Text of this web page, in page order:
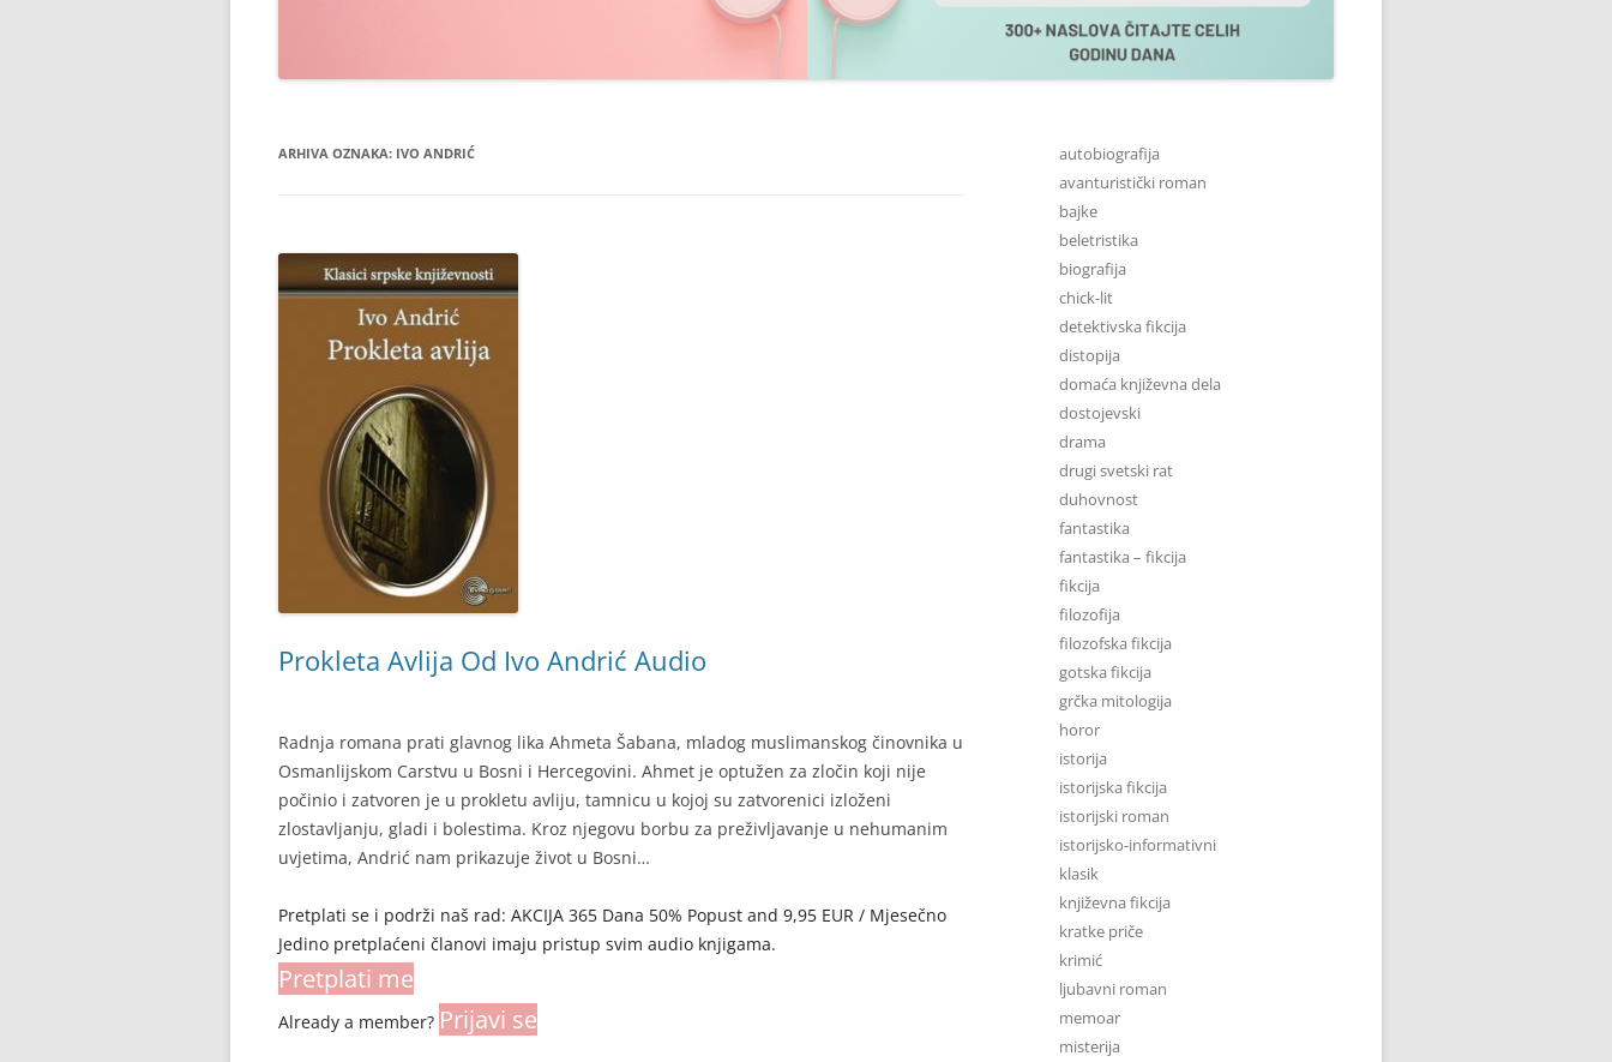
ARHIVA OZNAKA: IVO ANDRIĆ
Prokleta Avlija Od Ivo Andrić Audio
Radnja romana prati glavnog lika Ahmeta Šabana, mladog muslimanskog činovnika u
Osmanlijskom Carstvu u Bosni i Hercegovini. Ahmet je optužen za zločin koji nije
počinio i zatvoren je u prokletu avliju, tamnicu u kojoj su zatvorenici izloženi
zlostavljanju, gladi i bolestima. Kroz njegovu borbu za preživljavanje u nehumanim
uvjetima, Andrić nam prikazuje život u Bosni…
Pretplati se i podrži naš rad: AKCIJA 365 Dana 50% Popust and 9,95 EUR / Mjesečno
Jedino pretplaćeni članovi imaju pristup svim audio knjigama.
Pretplati me
Already a member? Prijavi se
autobiografija
avanturistički roman
bajke
beletristika
biografija
chick-lit
detektivska fikcija
distopija
domaća književna dela
dostojevski
drama
drugi svetski rat
duhovnost
fantastika
fantastika – fikcija
fikcija
filozofija
filozofska fikcija
gotska fikcija
grčka mitologija
horor
istorija
istorijska fikcija
istorijski roman
istorijsko-informativni
klasik
književna fikcija
kratke priče
krimić
ljubavni roman
memoar
misterija